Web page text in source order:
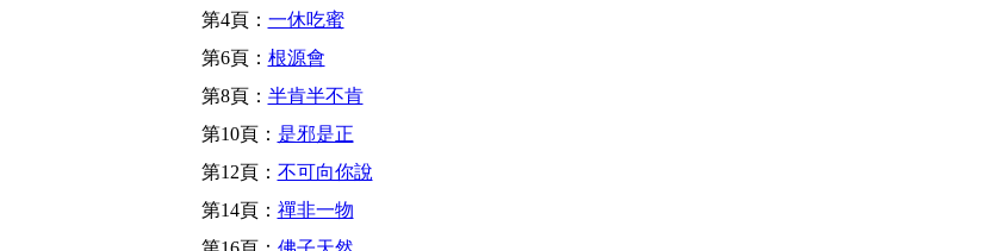
第4頁： 一休吃蜜
第6頁： 根源會
第8頁： 半肯半不肯
第10頁： 是邪是正
第12頁： 不可向你說
第14頁： 禪非一物